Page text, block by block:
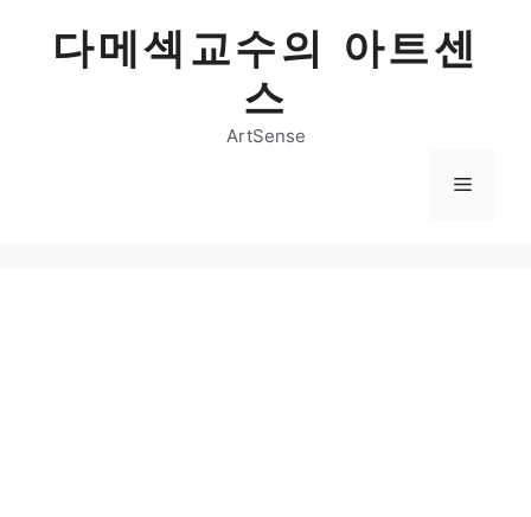
다메섹교수의 아트센
스
ArtSense
Menu